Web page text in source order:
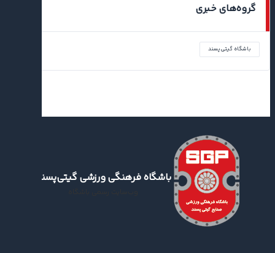
گروه‌های خبری
باشگاه گیتی‌پسند
باشگاه فرهنگی ورزشی گیتی‌پسند